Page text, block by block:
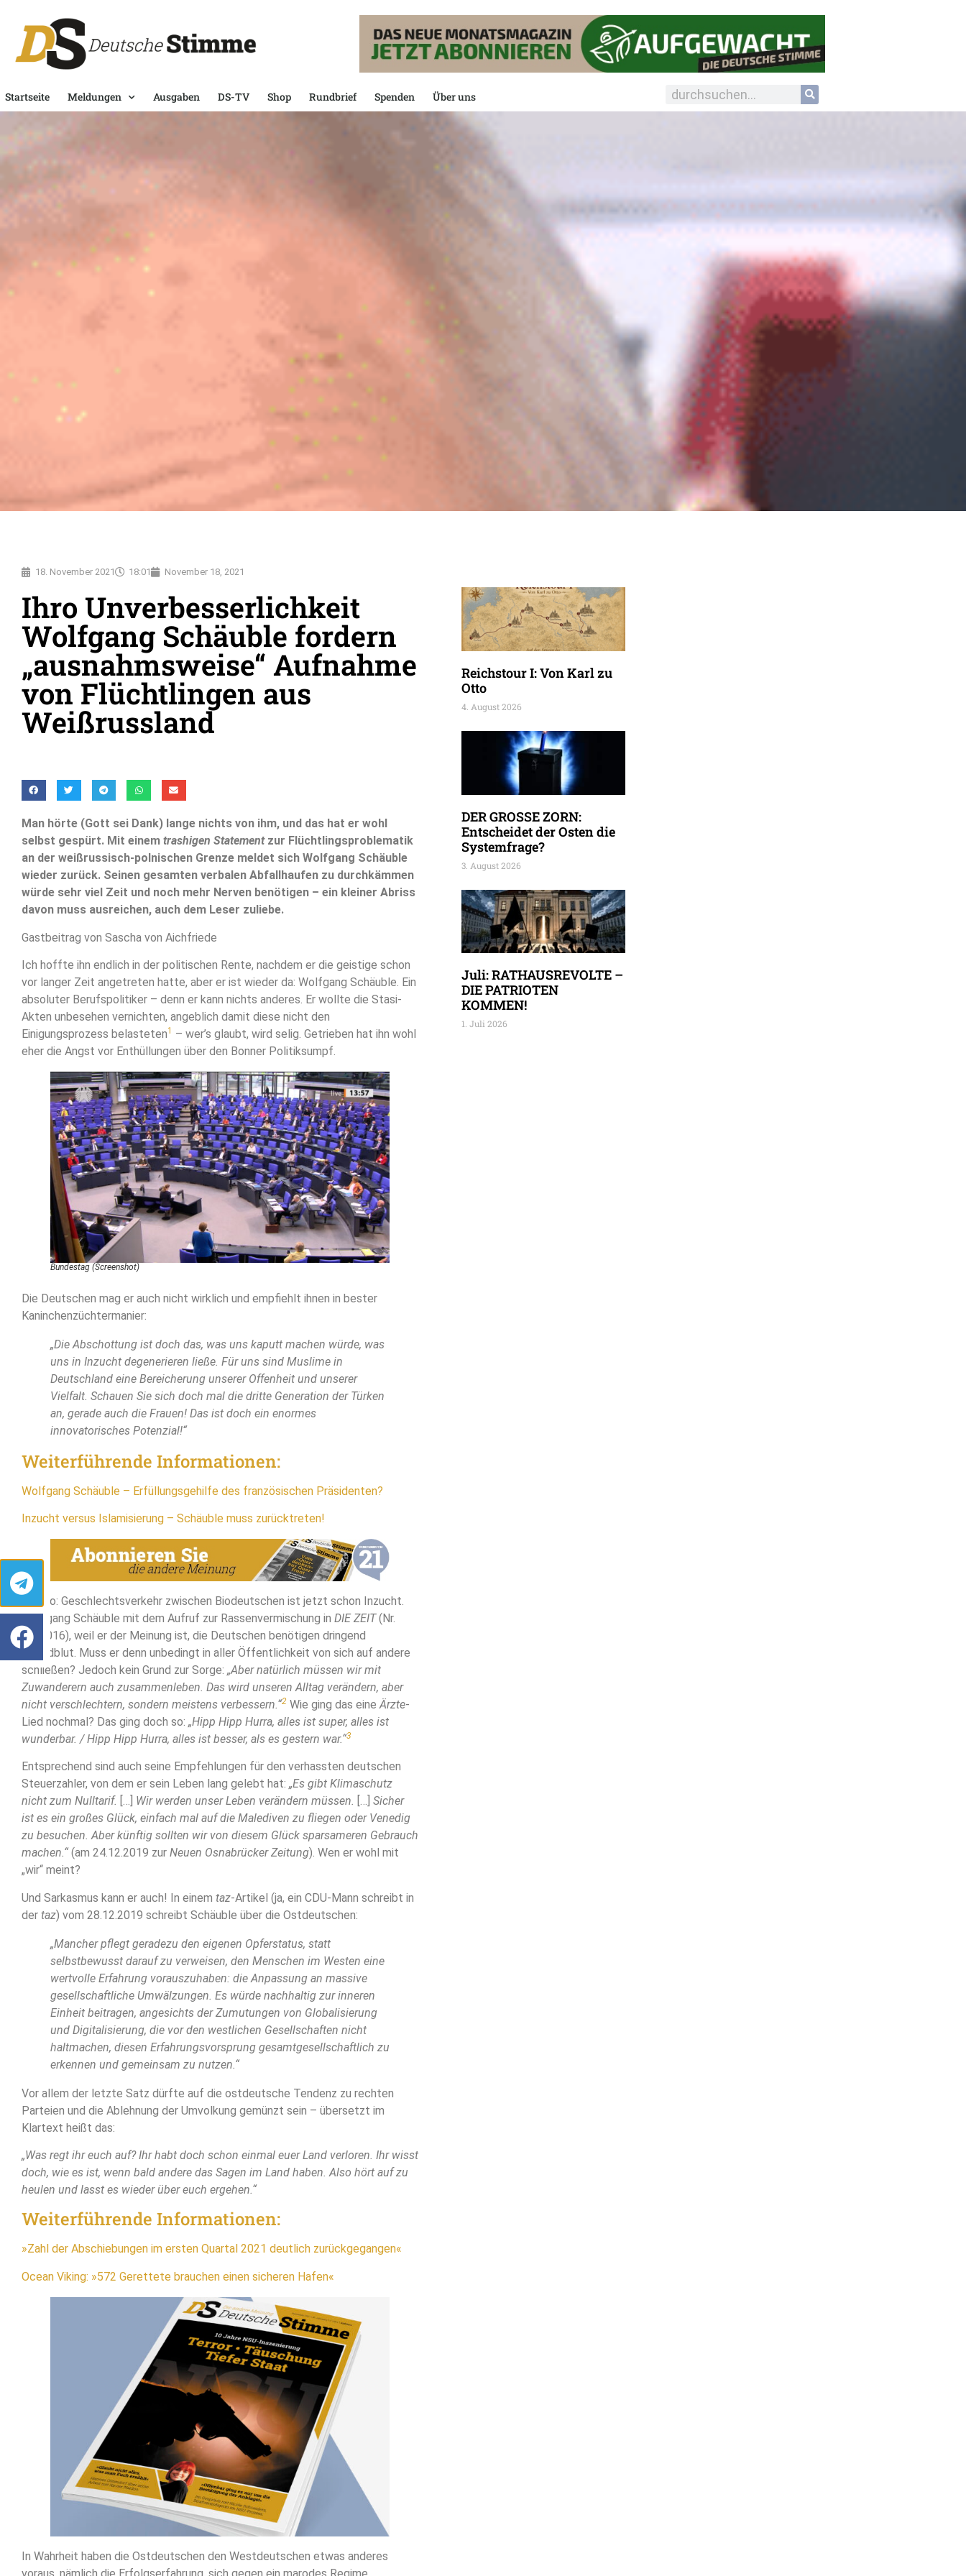
Startseite Meldungen Ausgaben DS-TV Shop Rundbrief Spenden Über uns
18. November 2021 18:01 November 18, 2021
Ihro Unverbesserlichkeit
Wolfgang Schäuble fordern
„ausnahmsweise“ Aufnahme
von Flüchtlingen aus
Weißrussland
Man hörte (Gott sei Dank) lange nichts von ihm, und das hat er wohl
selbst gespürt. Mit einem trashigen Statementzur Flüchtlingsproblematik
an der weißrussisch-polnischen Grenze meldet sich Wolfgang Schäuble
wieder zurück. Seinen gesamten verbalen Abfallhaufen zu durchkämmen
würde sehr viel Zeit und noch mehr Nerven benötigen – ein kleiner Abriss
davon muss ausreichen, auch dem Leser zuliebe.
Gastbeitrag von Sascha von Aichfriede
Ich hoffte ihn endlich in der politischen Rente, nachdem er die geistige schon
vor langer Zeit angetreten hatte, aber er ist wieder da: Wolfgang Schäuble. Ein
absoluter Berufspolitiker – denn er kann nichts anderes. Er wollte die Stasi-
Akten unbesehen vernichten, angeblich damit diese nicht den
Einigungsprozess belasteten1 – wer’s glaubt, wird selig. Getrieben hat ihn wohl
eher die Angst vor Enthüllungen über den Bonner Politiksumpf.
Bundestag (Screenshot)
Die Deutschen mag er auch nicht wirklich und empfiehlt ihnen in bester
Kaninchenzüchtermanier:
„Die Abschottung ist doch das, was uns kaputt machen würde, was
uns in Inzucht degenerieren ließe. Für uns sind Muslime in
Deutschland eine Bereicherung unserer Offenheit und unserer
Vielfalt. Schauen Sie sich doch mal die dritte Generation der Türken
an, gerade auch die Frauen! Das ist doch ein enormes
innovatorisches Potenzial!“
Weiterführende Informationen:
Wolfgang Schäuble – Erfüllungsgehilfe des französischen Präsidenten?
Inzucht versus Islamisierung – Schäuble muss zurücktreten!
Ach so: Geschlechtsverkehr zwischen Biodeutschen ist jetzt schon Inzucht.
Wolfgang Schäuble mit dem Aufruf zur Rassenvermischung in DIE ZEIT(Nr.
25/2016), weil er der Meinung ist, die Deutschen benötigen dringend
Fremdblut. Muss er denn unbedingt in aller Öffentlichkeit von sich auf andere
schließen? Jedoch kein Grund zur Sorge: „Aber natürlich müssen wir mit
Zuwanderern auch zusammenleben. Das wird unseren Alltag verändern, aber
nicht verschlechtern, sondern meistens verbessern.“2 Wie ging das eine Ärzte-
Lied nochmal? Das ging doch so: „Hipp Hipp Hurra, alles ist super, alles ist
wunderbar. / Hipp Hipp Hurra, alles ist besser, als es gestern war.“3
Entsprechend sind auch seine Empfehlungen für den verhassten deutschen
Steuerzahler, von dem er sein Leben lang gelebt hat: „Es gibt Klimaschutz
nicht zum Nulltarif. […] Wir werden unser Leben verändern müssen. […] Sicher
ist es ein großes Glück, einfach mal auf die Malediven zu fliegen oder Venedig
zu besuchen. Aber künftig sollten wir von diesem Glück sparsameren Gebrauch
machen.“(am 24.12.2019 zur Neuen Osnabrücker Zeitung). Wen er wohl mit
„wir“ meint?
Und Sarkasmus kann er auch! In einem taz-Artikel (ja, ein CDU-Mann schreibt in
der taz) vom 28.12.2019 schreibt Schäuble über die Ostdeutschen:
„Mancher pflegt geradezu den eigenen Opferstatus, statt
selbstbewusst darauf zu verweisen, den Menschen im Westen eine
wertvolle Erfahrung vorauszuhaben: die Anpassung an massive
gesellschaftliche Umwälzungen. Es würde nachhaltig zur inneren
Einheit beitragen, angesichts der Zumutungen von Globalisierung
und Digitalisierung, die vor den westlichen Gesellschaften nicht
haltmachen, diesen Erfahrungsvorsprung gesamtgesellschaftlich zu
erkennen und gemeinsam zu nutzen.“
Vor allem der letzte Satz dürfte auf die ostdeutsche Tendenz zu rechten
Parteien und die Ablehnung der Umvolkung gemünzt sein – übersetzt im
Klartext heißt das:
„Was regt ihr euch auf? Ihr habt doch schon einmal euer Land verloren. Ihr wisst
doch, wie es ist, wenn bald andere das Sagen im Land haben. Also hört auf zu
heulen und lasst es wieder über euch ergehen.“
Weiterführende Informationen:
»Zahl der Abschiebungen im ersten Quartal 2021 deutlich zurückgegangen«
Ocean Viking: »572 Gerettete brauchen einen sicheren Hafen«
In Wahrheit haben die Ostdeutschen den Westdeutschen etwas anderes
Reichstour I: Von Karl zu
Otto
4. August 2026
DER GROSSE ZORN:
Entscheidet der Osten die
Systemfrage?
3. August 2026
Juli: RATHAUSREVOLTE –
DIE PATRIOTEN
KOMMEN!
1. Juli 2026